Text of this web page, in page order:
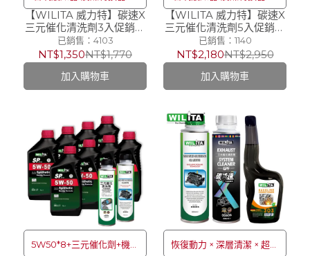
碳清除
【WILITA 威力特】碳速X
三元催化清洗劑3入促銷組
_免工具設計
已銷售：4103
NT$1,350NT$1,770
加入購物車
碳清除
【WILITA 威力特】碳速X
三元催化清洗劑5入促銷組
_免工具設計
已銷售：1140
NT$2,180NT$2,950
加入購物車
5W50*8+三元催化劑+機油
恢復動力 × 深層清潔 × 超強